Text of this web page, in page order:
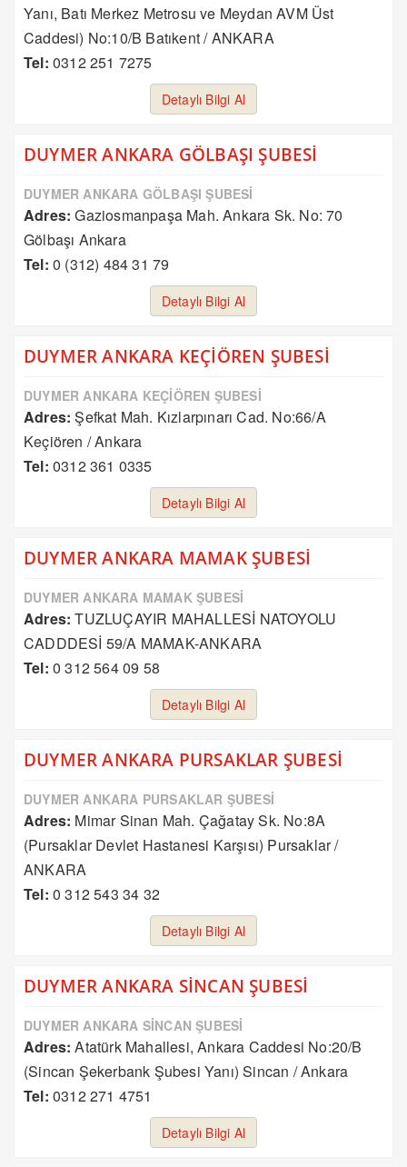
Yanı, Batı Merkez Metrosu ve Meydan AVM Üst
Caddesi) No:10/B Batıkent / ANKARA
Tel: 0312 251 7275
Detaylı Bilgi Al
DUYMER ANKARA GÖLBAŞI ŞUBESİ
DUYMER ANKARA GÖLBAŞI ŞUBESİ
Adres: Gaziosmanpaşa Mah. Ankara Sk. No: 70
Gölbaşı Ankara
Tel: 0 (312) 484 31 79
Detaylı Bilgi Al
DUYMER ANKARA KEÇİÖREN ŞUBESİ
DUYMER ANKARA KEÇİÖREN ŞUBESİ
Adres: Şefkat Mah. Kızlarpınarı Cad. No:66/A
Keçiören / Ankara
Tel: 0312 361 0335
Detaylı Bilgi Al
DUYMER ANKARA MAMAK ŞUBESİ
DUYMER ANKARA MAMAK ŞUBESİ
Adres: TUZLUÇAYIR MAHALLESİ NATOYOLU
CADDDESİ 59/A MAMAK-ANKARA
Tel: 0 312 564 09 58
Detaylı Bilgi Al
DUYMER ANKARA PURSAKLAR ŞUBESİ
DUYMER ANKARA PURSAKLAR ŞUBESİ
Adres: Mimar Sinan Mah. Çağatay Sk. No:8A
(Pursaklar Devlet Hastanesi Karşısı) Pursaklar /
ANKARA
Tel: 0 312 543 34 32
Detaylı Bilgi Al
DUYMER ANKARA SİNCAN ŞUBESİ
DUYMER ANKARA SİNCAN ŞUBESİ
Adres: Atatürk Mahallesi, Ankara Caddesi No:20/B
(Sincan Şekerbank Şubesi Yanı) Sincan / Ankara
Tel: 0312 271 4751
Detaylı Bilgi Al